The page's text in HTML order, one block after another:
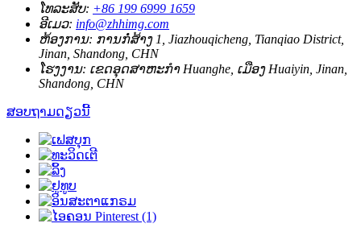
ໂທລະສັບ: +86 199 6999 1659
ອີເມວ: info@zhhimg.com
ຫ້ອງການ: ການກໍ່ສ້າງ 1, Jiazhouqicheng, Tianqiao District,
Jinan, Shandong, CHN
ໂຮງງານ: ເຂດ​ອຸດ​ສາ​ຫະ​ກໍາ Huanghe​, ເມືອງ Huaiyin​, Jinan​,
Shandong​, CHN​
ສອບຖາມດຽວນີ້